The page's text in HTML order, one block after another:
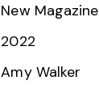
New Magazine
2022
Amy Walker